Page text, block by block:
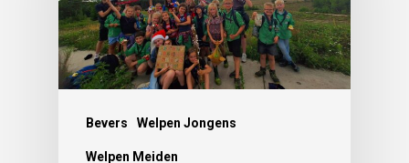
Bevers Welpen Jongens
Welpen Meiden